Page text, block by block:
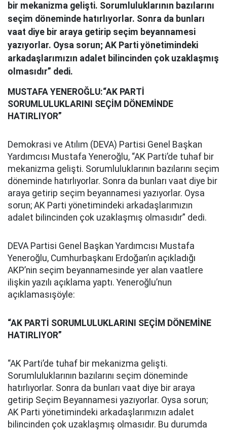
bir mekanizma gelişti. Sorumluluklarının bazılarını
seçim döneminde hatırlıyorlar. Sonra da bunları
vaat diye bir araya getirip seçim beyannamesi
yazıyorlar. Oysa sorun; AK Parti yönetimindeki
arkadaşlarımızın adalet bilincinden çok uzaklaşmış
olmasıdır” dedi.
MUSTAFA YENEROĞLU:“AK PARTİ
SORUMLULUKLARINI SEÇİM DÖNEMİNDE
HATIRLIYOR”
Demokrasi ve Atılım (DEVA) Partisi Genel Başkan
Yardımcısı Mustafa Yeneroğlu, “AK Parti’de tuhaf bir
mekanizma gelişti. Sorumluluklarının bazılarını seçim
döneminde hatırlıyorlar. Sonra da bunları vaat diye bir
araya getirip seçim beyannamesi yazıyorlar. Oysa
sorun; AK Parti yönetimindeki arkadaşlarımızın
adalet bilincinden çok uzaklaşmış olmasıdır” dedi.
DEVA Partisi Genel Başkan Yardımcısı Mustafa
Yeneroğlu, Cumhurbaşkanı Erdoğan’ın açıkladığı
AKP’nin seçim beyannamesinde yer alan vaatlere
ilişkin yazılı açıklama yaptı. Yeneroğlu’nun
açıklamasışöyle:
“AK PARTİ SORUMLULUKLARINI SEÇİM DÖNEMİNE
HATIRLIYOR”
“AK Parti’de tuhaf bir mekanizma gelişti.
Sorumluluklarının bazılarını seçim döneminde
hatırlıyorlar. Sonra da bunları vaat diye bir araya
getirip Seçim Beyannamesi yazıyorlar. Oysa sorun;
AK Parti yönetimindeki arkadaşlarımızın adalet
bilincinden çok uzaklaşmış olmasıdır. Bu durumda